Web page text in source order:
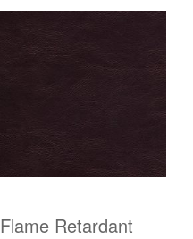
Flame Retardant